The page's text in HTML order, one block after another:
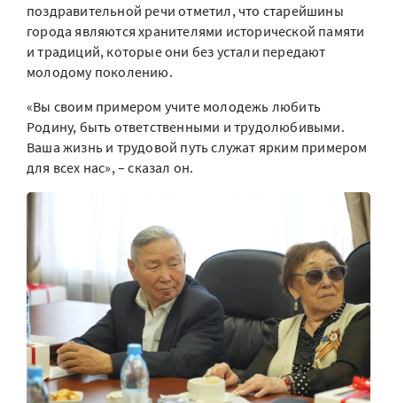
поздравительной речи отметил, что старейшины
города являются хранителями исторической памяти
и традиций, которые они без устали передают
молодому поколению.
«Вы своим примером учите молодежь любить
Родину, быть ответственными и трудолюбивыми.
Ваша жизнь и трудовой путь служат ярким примером
для всех нас», – сказал он.